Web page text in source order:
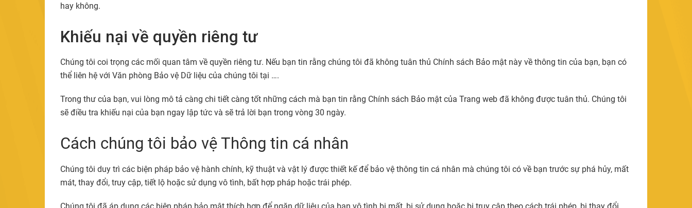
hay không.
Khiếu nại về quyền riêng tư
Chúng tôi coi trọng các mối quan tâm về quyền riêng tư. Nếu bạn tin rằng chúng tôi đã không tuân thủ Chính sách Bảo mật này về thông tin của bạn, bạn có
thể liên hệ với Văn phòng Bảo vệ Dữ liệu của chúng tôi tại ….
Trong thư của bạn, vui lòng mô tả càng chi tiết càng tốt những cách mà bạn tin rằng Chính sách Bảo mật của Trang web đã không được tuân thủ. Chúng tôi
sẽ điều tra khiếu nại của bạn ngay lập tức và sẽ trả lời bạn trong vòng 30 ngày.
Cách chúng tôi bảo vệ Thông tin cá nhân
Chúng tôi duy trì các biện pháp bảo vệ hành chính, kỹ thuật và vật lý được thiết kế để bảo vệ thông tin cá nhân mà chúng tôi có về bạn trước sự phá hủy, mất
mát, thay đổi, truy cập, tiết lộ hoặc sử dụng vô tình, bất hợp pháp hoặc trái phép.